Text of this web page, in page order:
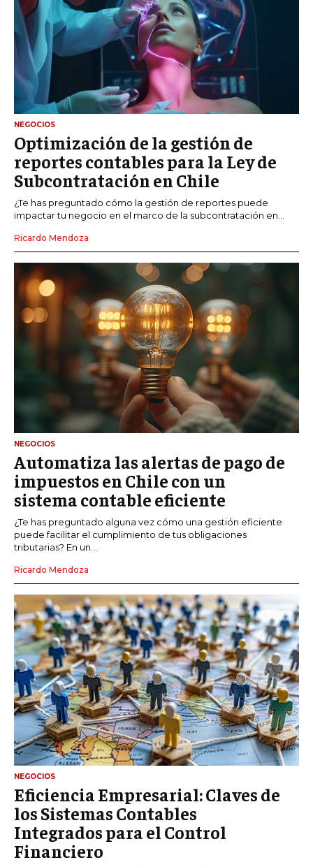
NEGOCIOS
Optimización de la gestión de
reportes contables para la Ley de
Subcontratación en Chile
¿Te has preguntado cómo la gestión de reportes puede
impactar tu negocio en el marco de la subcontratación en...
Ricardo Mendoza
NEGOCIOS
Automatiza las alertas de pago de
impuestos en Chile con un
sistema contable eficiente
¿Te has preguntado alguna vez cómo una gestión eficiente
puede facilitar el cumplimiento de tus obligaciones
tributarias? En un...
Ricardo Mendoza
NEGOCIOS
Eficiencia Empresarial: Claves de
los Sistemas Contables
Integrados para el Control
Financiero